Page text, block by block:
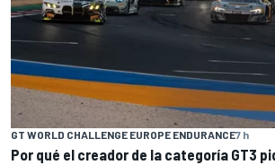
GT WORLD CHALLENGE EUROPE ENDURANCE7 h
Por qué el creador de la categoría GT3